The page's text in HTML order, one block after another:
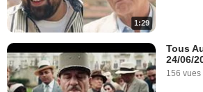
1:29
Tous
24/06/
156 vues